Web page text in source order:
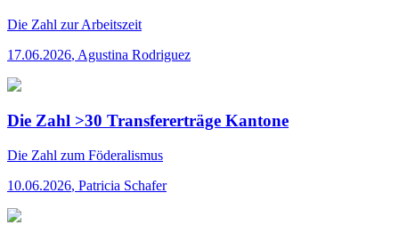
Die Zahl zur Arbeitszeit
17.06.2026, Agustina Rodriguez
Die Zahl >30 Transfererträge Kantone
Die Zahl zum Föderalismus
10.06.2026, Patricia Schafer